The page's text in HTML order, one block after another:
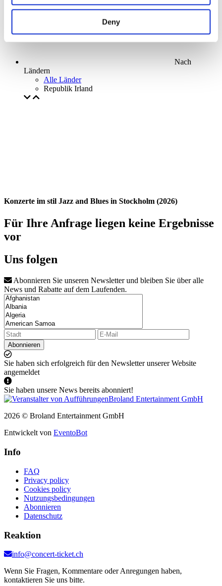
Deny
Nach
Ländern
Alle Länder
Republik Irland
Konzerte im stil Jazz and Blues in Stockholm (2026)
Für Ihre Anfrage liegen keine Ergebnisse
vor
Uns folgen
Abonnieren Sie unseren Newsletter und bleiben Sie über alle
News und Rabatte auf dem Laufenden.
Abonnieren
Sie haben sich erfolgreich für den Newsletter unserer Website
angemeldet
Sie haben unsere News bereits abonniert!
2026 © Broland Entertainment GmbH
Entwickelt von EventoBot
Info
FAQ
Privacy policy
Cookies policy
Nutzungsbedingungen
Abonnieren
Datenschutz
Reaktion
info@concert-ticket.ch
Wenn Sie Fragen, Kommentare oder Anregungen haben,
kontaktieren Sie uns bitte.